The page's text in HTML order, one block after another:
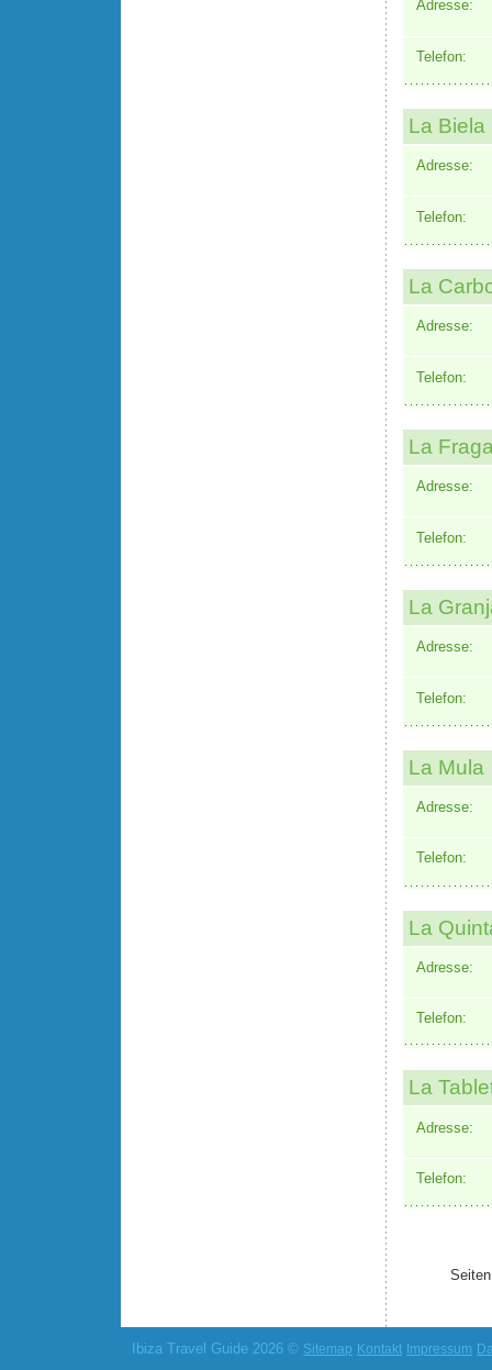
Adresse:
Telefon:
La Biela
Adresse:
Telefon:
La
Adresse:
Telefon:
La
Adresse:
Telefon:
La
Adresse:
Telefon:
La Mula
Adresse:
Telefon:
La
Adresse:
Telefon:
La
Adresse:
Telefon:
Ibiza Travel Guide 2026 © Sitemap Kontakt Impressum